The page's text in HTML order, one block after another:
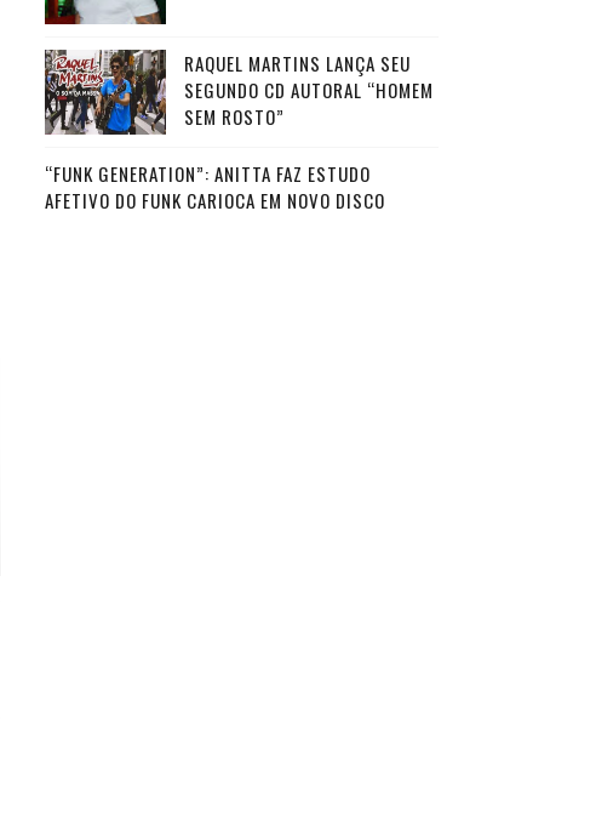
RAQUEL MARTINS LANÇA SEU
SEGUNDO CD AUTORAL “HOMEM
SEM ROSTO”
“FUNK GENERATION”: ANITTA FAZ ESTUDO
AFETIVO DO FUNK CARIOCA EM NOVO DISCO